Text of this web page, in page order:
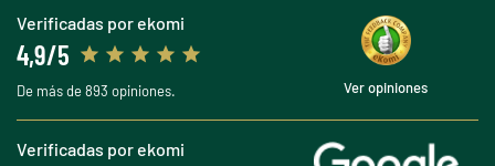
Verificadas por ekomi
4,9/5
De más de 893 opiniones. Ver opiniones
Verificadas por ekomi